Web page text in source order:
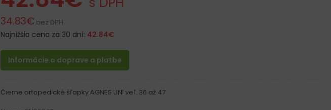
34.83€ bez DPH
Najnižšia cena za 30 dní: 42.84€
Informácie o doprave a platbe
Čierne ortopedické šľapky AGNES UNI veľ. 36 až 47